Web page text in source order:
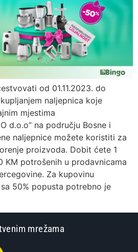
od 01.11.2023. do
naljepnica koje
mjestima
d.o.o” na području Bosne i
naljepnice možete koristiti za
proizvoda. Dobit ćete 1
KM potrošenih u prodavnicama
Za kupovinu
50% popusta potrebno je
mrežama